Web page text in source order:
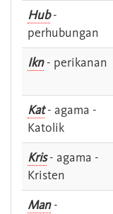
Hub-
perhubungan
Ikn- perikanan
Kat- agama -
Katolik
Kris- agama -
Kristen
Man-